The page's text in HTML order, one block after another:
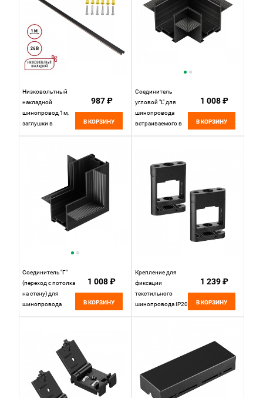
Низковольтный
накладной
шинопровод 1м,
заглушки в
987 ₽
В КОРЗИНУ
Соединитель
угловой "L" для
шинопровода
встраиваемого в
1 008 ₽
В КОРЗИНУ
Соединитель "Г"
(переход с потолка
на стену) для
шинопровода
1 008 ₽
В КОРЗИНУ
Крепление для
фиксации
текстильного
шинопровода IP20
1 239 ₽
В КОРЗИНУ